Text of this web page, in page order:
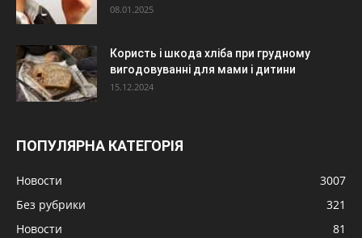
08.01.2025
Користь і шкода хліба при грудному
вигодовуванні для мами і дитини
15.12.2024
ПОПУЛЯРНА КАТЕГОРІЯ
Новости
3007
Без рубрики
321
Новости
81